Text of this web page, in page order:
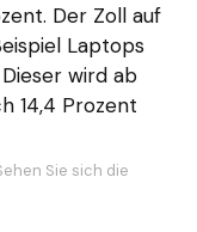
Der Zoll auf
Laptops
wird ab
14,4 Prozent
Sie sich die